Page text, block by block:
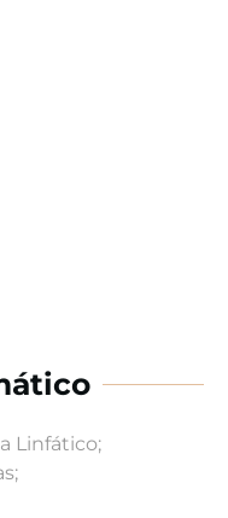
Linfático;